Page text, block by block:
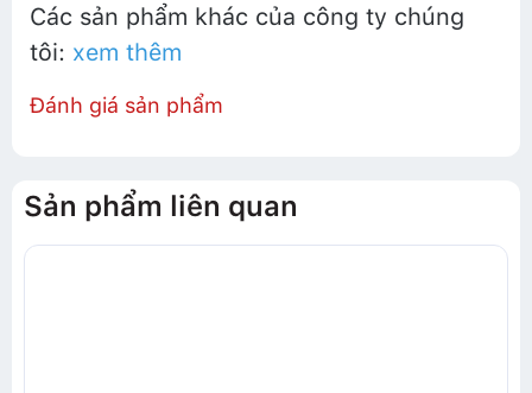
Các sản phẩm khác của công ty chúng
tôi: xem thêm
Đánh giá sản phẩm
Sản phẩm liên quan